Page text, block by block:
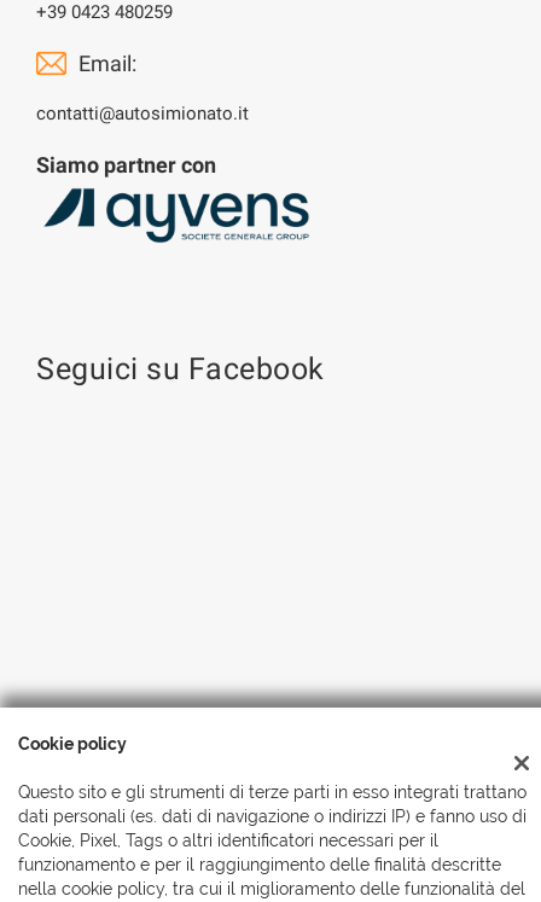
+39 0423 480259
Email:
contatti@autosimionato.it
Siamo partner con
Seguici su Facebook
Cookie policy
Questo sito e gli strumenti di terze parti in esso integrati trattano
dati personali (es. dati di navigazione o indirizzi IP) e fanno uso di
Cookie, Pixel, Tags o altri identificatori necessari per il
funzionamento e per il raggiungimento delle finalità descritte
nella cookie policy, tra cui il miglioramento delle funzionalità del